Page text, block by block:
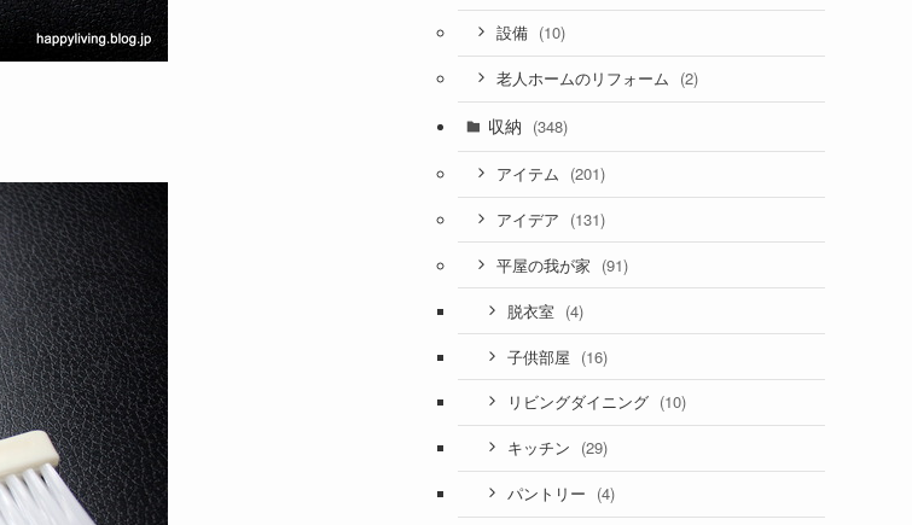
設備 (10)
老人ホームのリフォーム (2)
収納 (348)
アイテム (201)
アイデア (131)
平屋の我が家 (91)
脱衣室 (4)
子供部屋 (16)
リビングダイニング (10)
キッチン (29)
パントリー (4)